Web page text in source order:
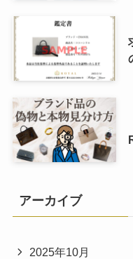
アーカイブ
2025年10月